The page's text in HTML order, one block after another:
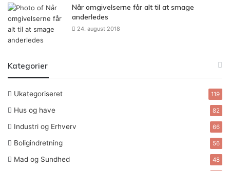
Når omgivelserne får alt til at smage
anderledes
24. august 2018
Kategorier
Ukategoriseret 119
Hus og have 82
Industri og Erhverv 66
Boligindretning 56
Mad og Sundhed 48